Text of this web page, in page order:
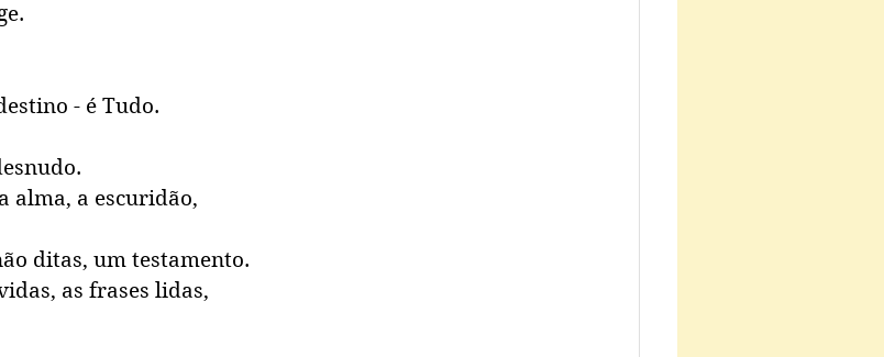
- é Tudo.
alma, a escuridão,
ditas, um testamento.
as frases lidas,